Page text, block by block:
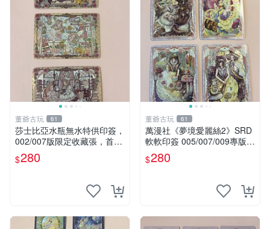
董爺古玩 61
莎士比亞水瓶無水特供印簽，
002/007版限定收藏張，首版
珍藏 莎士比亞、水瓶、印簽
$280
董爺古玩 61
萬漫社《夢境愛麗絲2》SRD
軟軟印簽 005/007/009專版
收藏推薦 愛麗絲夢想 粉絲收
藏 SRD005SRD007SRD009
$280